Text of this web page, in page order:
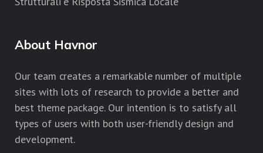
About Havnor
Our team creates a remarkable number of multiple
sites with lots of research to provide a better and
best theme package. Our intention is to satisfy all
types of users with both user-friendly design and
development.